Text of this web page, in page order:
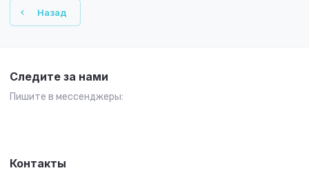
Назад
Следите за нами
Пишите в мессенджеры:
Контакты